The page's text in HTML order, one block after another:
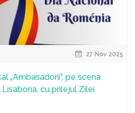
27 Nov 2025
„Ambasadorii”, pe scena
cu prilejul Zilei